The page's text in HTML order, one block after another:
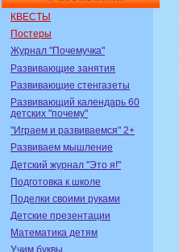
КВЕСТЫ
Постеры
Журнал "Почемучка"
Развивающие занятия
Развивающие стенгазеты
Развивающий календарь 60
детских "почему"
"Играем и развиваемся" 2+
Развиваем мышление
Детский журнал "Это я!"
Подготовка к школе
Поделки своими руками
Детские презентации
Математика детям